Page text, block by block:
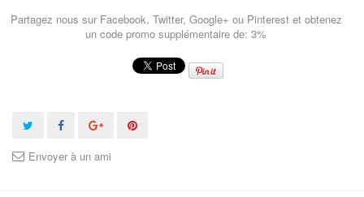
Partagez nous sur Facebook, Twitter, Google+ ou Pinterest et obtenez
un code promo supplémentaire de: 3%
Envoyer à un ami